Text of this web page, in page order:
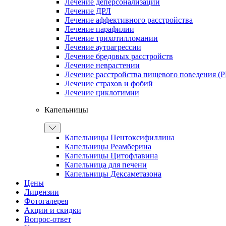
Лечение деперсонализации
Лечение ДРЛ
Лечение аффективного расстройства
Лечение парафилии
Лечение трихотилломании
Лечение аутоагрессии
Лечение бредовых расстройств
Лечение неврастении
Лечение расстройства пищевого поведения
Лечение страхов и фобий
Лечение циклотимии
Капельницы
Капельницы Пентоксифиллина
Капельницы Реамберина
Капельницы Цитофлавина
Капельница для печени
Капельницы Дексаметазона
Цены
Лицензии
Фотогалерея
Акции и скидки
Вопрос-ответ